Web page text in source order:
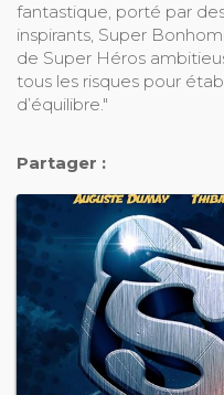
fantastique, porté par
inspirants, Super
de Super Héros
tous les risques pour
d’équilibre."
Partager :